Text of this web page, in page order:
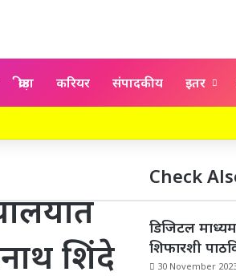
क्रीड़ा करियर संपादकीय इतर
शिंदे
Check
Close
डिजिटल
शिफारशी
30 November